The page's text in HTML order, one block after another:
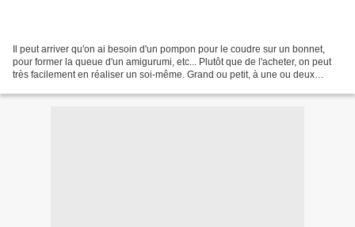
Il peut arriver qu'on ai besoin d'un pompon pour le coudre sur un bonnet,
pour former la queue d'un amigurumi, etc... Plutôt que de l'acheter, on peut
très facilement en réaliser un soi-même. Grand ou petit, à une ou deux